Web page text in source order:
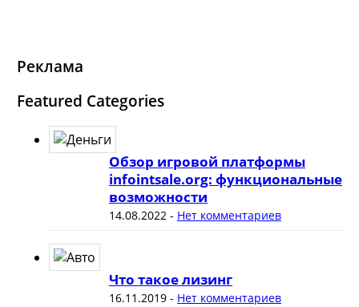
Реклама
Featured Categories
Обзор игровой платформы
infointsale.org: функциональные
возможности
14.08.2022- Нет комментариев
Что такое лизинг
16.11.2019- Нет комментариев